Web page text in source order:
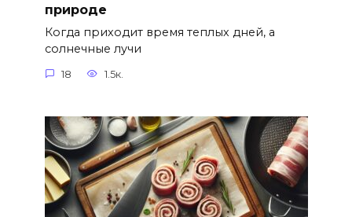
природе
Когда приходит время теплых дней, а
солнечные лучи
18 1.5к.